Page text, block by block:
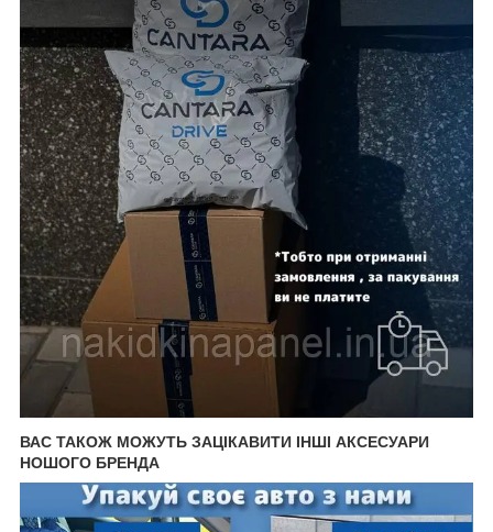
ВАС ТАКОЖ МОЖУТЬ ЗАЦІКАВИТИ ІНШІ АКСЕСУАРИ
НОШОГО БРЕНДА